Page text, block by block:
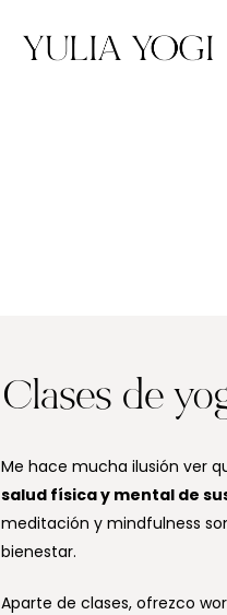
Clases de
Me hace mucha ilusión ver
salud física y mental de
meditación y mindfulness
bienestar.
Aparte de clases, ofrezco